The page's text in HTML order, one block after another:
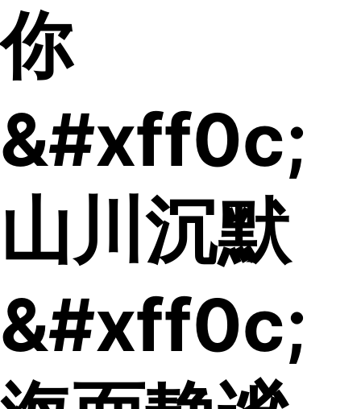
你
&#xff0c;
山川沉默
&#xff0c;